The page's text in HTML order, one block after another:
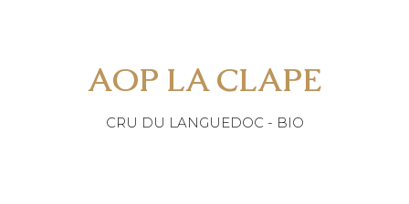
AOP LA CLAPE
CRU DU LANGUEDOC - BIO